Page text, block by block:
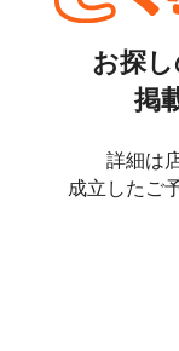
お探
掲
詳細は
成立したご